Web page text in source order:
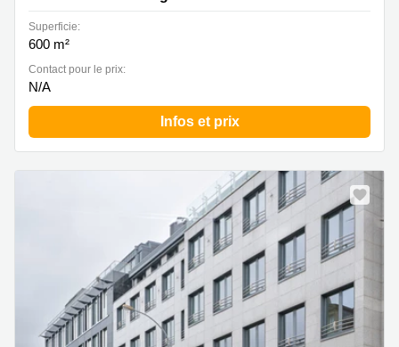
Superficie:
600 m²
Contact pour le prix:
N/A
Infos et prix